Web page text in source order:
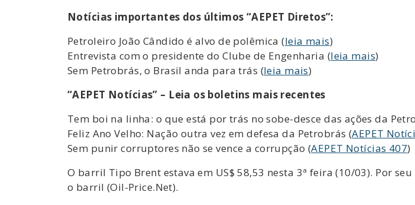
Notícias importantes dos últimos “AEPET Diretos”:
Petroleiro João Cândido é alvo de polêmica (leia mais)
Entrevista com o presidente do Clube de Engenharia (leia mais)
Sem Petrobrás, o Brasil anda para trás (leia mais)
“AEPET Notícias” – Leia os boletins mais recentes
Tem boi na linha: o que está por trás no sobe-desce das ações da
Feliz Ano Velho: Nação outra vez em defesa da Petrobrás (AEPET
Sem punir corruptores não se vence a corrupção (AEPET Notícias 407)
O barril Tipo Brent estava em US$ 58,53 nesta 3ª feira (10/03). Por
o barril (Oil-Price.Net).